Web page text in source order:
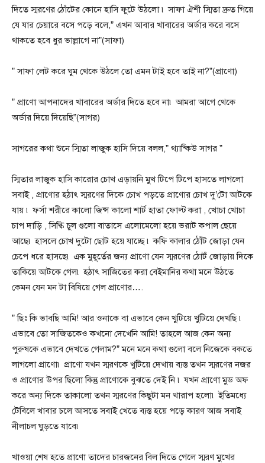
দিতে স্মরণের ঠোঁটের কোনে হাসি ফুটে উঠলো ৷ সাফা ঐশী স্মিতা দ্রুত গিয়ে
যে যার চেয়ারে বসে পড়ে বলে,” এখন আবার খাবারের অর্ডার করে বসে
থাকতে হবে ধুর ভাল্লাগে না”(সাফা)
” সাফা লেট করে ঘুম থেকে উঠলে তো এমন টাই হবে তাই না?”(প্রাণো)
” প্রাণো আপনাদের খাবারের অর্ডার দিতে হবে না৷ আমরা আগে থেকে
অর্ডার দিয়ে দিয়েছি”(সাগর)
সাগরের কথা শুনে স্মিতা লাজুক হাসি দিয়ে বলল,” থ্যান্কিউ সাগর ”
স্মিতার লাজুক হাসি কারোর চোখ এড়ায়নি মুখ টিপে টিপে হাসতে লাগলো
সবাই , প্রাণোর হঠাৎ স্মরণের দিকে চোখ পড়তে প্রাণোর চোখ দু’টো আটকে
যায় ৷ ফর্সা শরীরে কালো জিন্স কালো শার্ট হাতা ফোল্ট করা , খোচা খোচা
চাপ দাড়ি , সিল্কি চুল গুলো বাতাসে এলোমেলো হয়ে ভরাট কপাল ছেয়ে
আছে৷ হাসলে চোখ দুটো ছোট হয়ে যাচ্ছে ৷ কফি কালার ঠোঁট জোড়া যেন
চেপে ধরে হাসছে৷ এক মুহূর্তের জন্য প্রাণো যেন স্মরণের ঠোটঁ জোড়ায় দিকে
তাকিয়ে আটকে গেল৷ হঠাৎ সাজিতের করা বেইমানির কথা মনে উঠতে
কেমন যেন মন টা বিষিয়ে গেল প্রাণোর….
” ছিঃ কি ভাবছি আমি! আর ওনাকে বা এভাবে কেন খুটিয়ে খুটিয়ে দেখছি ৷
এভাবে তো সাজিতকেও কখনো দেখেনি আমি! তাহলে আজ কেন অন্য
পুরুষকে এভাবে দেখতে গেলাম?” মনে মনে কথা গুলো বলে নিজেকে বকতে
লাগলো প্রাণো৷ প্রাণো যখন স্মরণকে খুটিয়ে দেখায় ব্যস্ত তখন স্মরণের নজর
ও প্রাণোর উপর ছিলো কিন্তু প্রাণোকে বুঝতে দেই নি ৷ যখন প্রাণো মুড অফ
করে অন্য দিকে তাকালো তখন স্মরণের কিছুটা মন খারাপ হলো৷ ইতিমধ্যে
টেবিলে খাবার চলে আসতে সবাই খেতে ব্যস্ত হয়ে পড়ে কারণ আজ সবাই
নীলাচল ঘুড়তে যাবে৷
খাওয়া শেষ হতে প্রাণো তাদের চারজনের বিল দিতে গেলে স্মরণ মুখের